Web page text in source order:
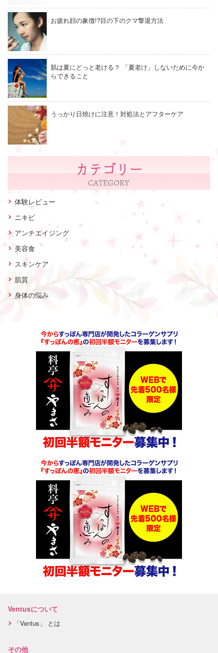
お疲れ顔の象徴!?目の下のクマ撃退方法
肌は夏にどっと老ける？ 「夏老け」しないために今か
らできること
うっかり日焼けに注意！対処法とアフターケア
体験レビュー
ニキビ
アンチエイジング
美容食
スキンケア
肌質
身体の悩み
Ventusについて
「Ventus」 とは
その他